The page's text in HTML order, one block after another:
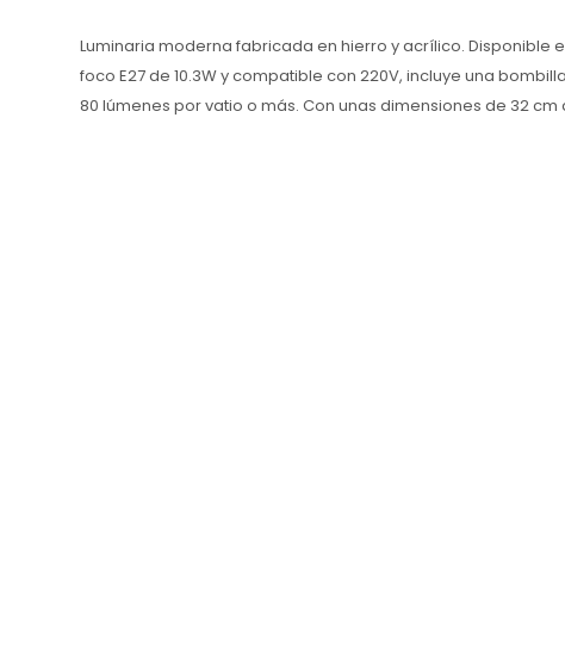
Luminaria moderna fabricada en hierro y acrílico.
foco E27 de 10.3W y compatible con 220V, incluye una
80 lúmenes por vatio o más. Con unas dimensiones de 32 cm